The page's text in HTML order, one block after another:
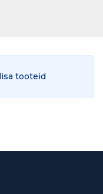
tooteid